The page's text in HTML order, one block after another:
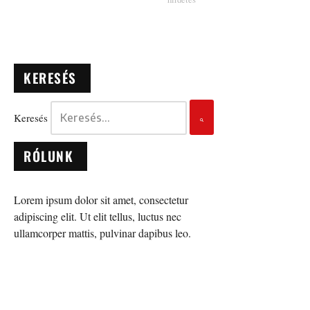
KERESÉS
Keresés
RÓLUNK
Lorem ipsum dolor sit amet, consectetur
adipiscing elit. Ut elit tellus, luctus nec
ullamcorper mattis, pulvinar dapibus leo.